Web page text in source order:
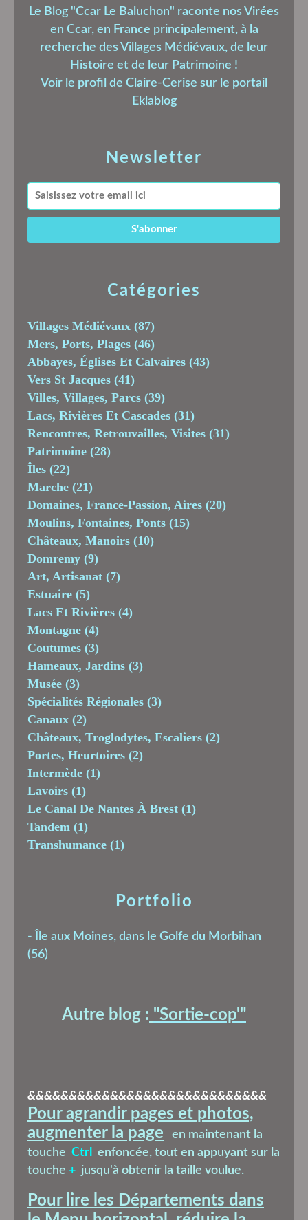
Newsletter
Catégories
Villages Médiévaux (87)
Mers, Ports, Plages (46)
Abbayes, Églises Et Calvaires (43)
Vers St Jacques (41)
Villes, Villages, Parcs (39)
Lacs, Rivières Et Cascades (31)
Rencontres, Retrouvailles, Visites (31)
Patrimoine (28)
Îles (22)
Marche (21)
Domaines, France-Passion, Aires (20)
Moulins, Fontaines, Ponts (15)
Châteaux, Manoirs (10)
Domremy (9)
Art, Artisanat (7)
Estuaire (5)
Lacs Et Rivières (4)
Montagne (4)
Coutumes (3)
Hameaux, Jardins (3)
Musée (3)
Spécialités Régionales (3)
Canaux (2)
Châteaux, Troglodytes, Escaliers (2)
Portes, Heurtoires (2)
Intermède (1)
Lavoirs (1)
Le Canal De Nantes À Brest (1)
Tandem (1)
Transhumance (1)
Le Blog "Ccar Le Baluchon" raconte nos Virées
en Ccar, en France principalement, à la
recherche des Villages Médiévaux, de leur
Histoire et de leur Patrimoine !
Voir le profil de Claire-Cerise sur le portail
Eklablog
Portfolio
- Île aux Moines, dans le Golfe du Morbihan
(56)
Autre blog : "Sortie-cop'"
&&&&&&&&&&&&&&&&&&&&&&&&&&&&&
Pour agrandir pages et photos,
augmenter la page
en maintenant la
touche Ctrl
enfoncée, tout en appuyant sur la
touche + jusqu'à obtenir la taille voulue.
Pour lire les Départements dans